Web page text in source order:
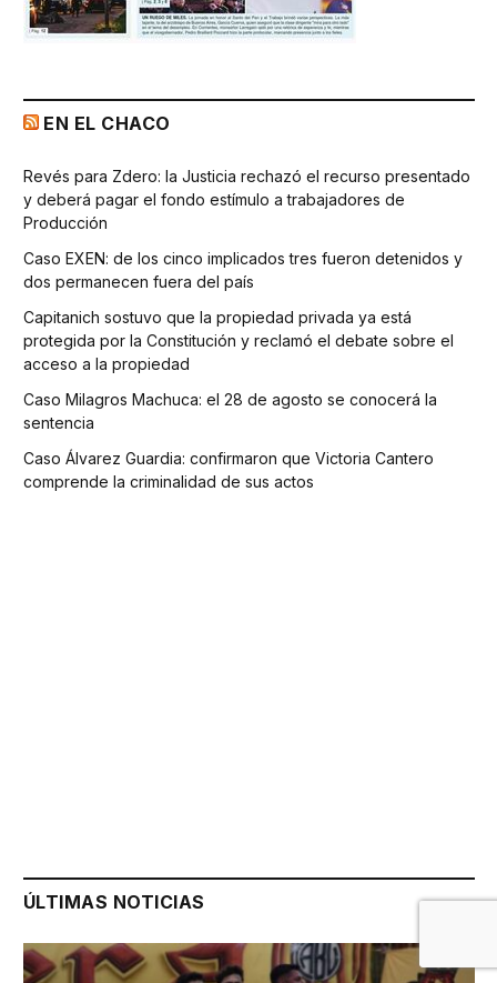
EN EL CHACO
Revés para Zdero: la Justicia rechazó el recurso presentado
y deberá pagar el fondo estímulo a trabajadores de
Producción
Caso EXEN: de los cinco implicados tres fueron detenidos y
dos permanecen fuera del país
Capitanich sostuvo que la propiedad privada ya está
protegida por la Constitución y reclamó el debate sobre el
acceso a la propiedad
Caso Milagros Machuca: el 28 de agosto se conocerá la
sentencia
Caso Álvarez Guardia: confirmaron que Victoria Cantero
comprende la criminalidad de sus actos
ÚLTIMAS NOTICIAS